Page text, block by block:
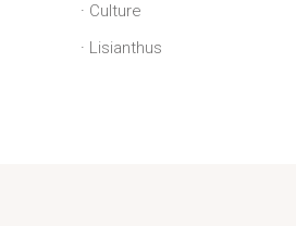
Culture
Lisianthus